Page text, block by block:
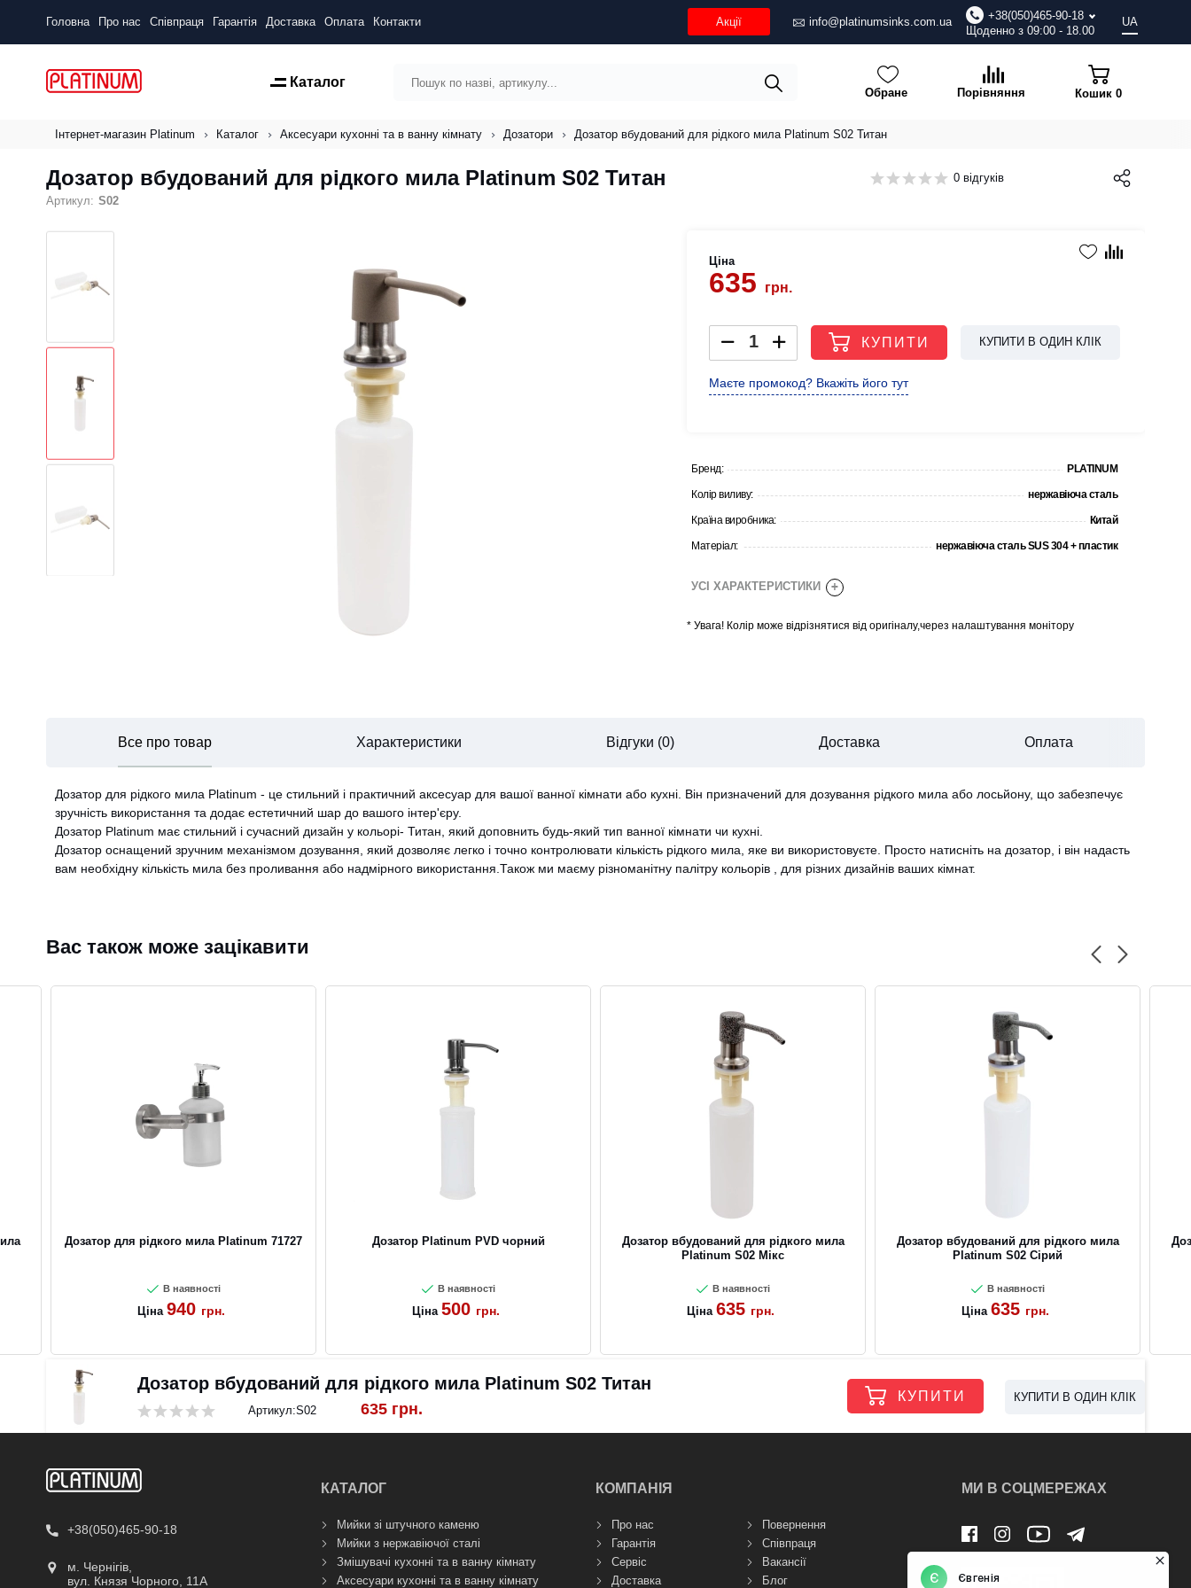
Головна Про нас Співпраця Гарантія Доставка Оплата Контакти Акції info@platinumsinks.com.ua
+38(050)465-90-18
Щоденно з 09:00 - 18.00
UA
Каталог
Обране Порівняння Кошик 0
Інтернет-магазин Platinum Каталог Аксесуари кухонні та в ванну кімнату Дозатори Дозатор вбудований для рідкого мила Platinum S02 Титан
Дозатор вбудований для рідкого мила Platinum S02 Титан
Артикул: S02
0 відгуків
Ціна
635 грн.
КУПИТИ КУПИТИ В ОДИН КЛІК
Маєте промокод? Вкажіть його тут
Бренд: PLATINUM
Колір виливу: нержавіюча сталь
Країна виробника: Китай
Матеріал: нержавіюча сталь SUS 304 + пластик
УСІ ХАРАКТЕРИСТИКИ +
*Увага! Колір може відрізнятися від оригіналу,через налаштування монітору
Все про товар Характеристики Відгуки (0) Доставка Оплата
Дозатор для рідкого мила Platinum - це стильний і практичний аксесуар для вашої ванної кімнати або кухні. Він призначений для дозування рідкого мила або лосьйону, що забезпечує
зручність використання та додає естетичний шар до вашого інтер'єру.
Дозатор Platinum має стильний і сучасний дизайн у кольорі- Титан, який доповнить будь-який тип ванної кімнати чи кухні.
Дозатор оснащений зручним механізмом дозування, який дозволяє легко і точно контролювати кількість рідкого мила, яке ви використовуєте. Просто натисніть на дозатор, і він надасть
вам необхідну кількість мила без проливання або надмірного використання.Також ми маєму різноманітну палітру кольорів , для різних дизайнів ваших кімнат.
Вас також може зацікавити
Дозатор для рідкого мила Platinum 71727
В наявності
Ціна 940 грн.
Дозатор Platinum PVD чорний
В наявності
Ціна 500 грн.
Дозатор вбудований для рідкого мила
Platinum S02 Мікс
В наявності
Ціна 635 грн.
Дозатор вбудований для рідкого мила
Platinum S02 Сірий
В наявності
Ціна 635 грн.
Дозатор вбудований для рідкого мила Platinum S02 Титан
Артикул:S02 635 грн.
КУПИТИ КУПИТИ В ОДИН КЛІК
+38(050)465-90-18
м. Чернігів,
вул. Князя Чорного, 11А
КАТАЛОГ
Мийки зі штучного каменю
Мийки з нержавіючої сталі
Змішувачі кухонні та в ванну кімнату
Аксесуари кухонні та в ванну кімнату
КОМПАНІЯ
Про нас
Гарантія
Сервіс
Доставка
Повернення
Співпраця
Вакансії
Блог
МИ В СОЦМЕРЕЖАХ
OK
CANCEL